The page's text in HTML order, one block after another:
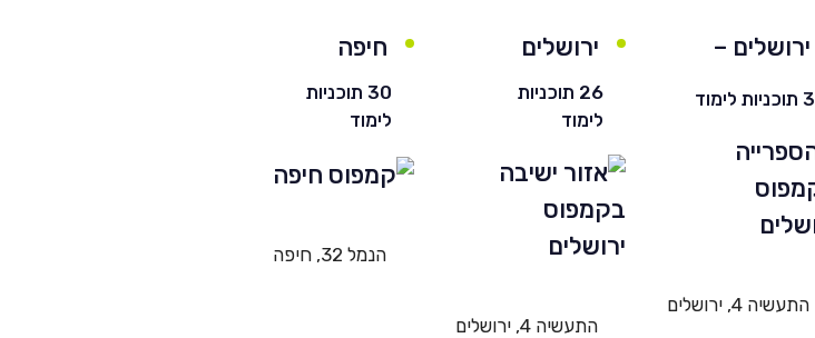
ירושלים –
3 תוכניות לימוד
התעשיה 4, ירושלים
ירושלים
26 תוכניות
לימוד
התעשיה 4, ירושלים
חיפה
30 תוכניות
לימוד
הנמל 32, חיפה